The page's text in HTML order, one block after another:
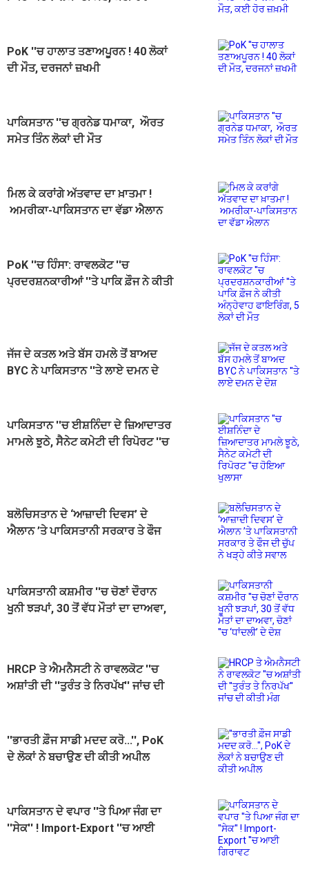
PoK ''ਚ ਹਾਲਾਤ ਤਣਾਅਪੂਰਨ ! 40 ਲੋਕਾਂ
ਦੀ ਮੌਤ, ਦਰਜਨਾਂ ਜ਼ਖਮੀ
ਪਾਕਿਸਤਾਨ ''ਚ ਗ੍ਰਨੇਡ ਧਮਾਕਾ, ਔਰਤ
ਸਮੇਤ ਤਿੰਨ ਲੋਕਾਂ ਦੀ ਮੌਤ
ਮਿਲ ਕੇ ਕਰਾਂਗੇ ਅੱਤਵਾਦ ਦਾ ਖ਼ਾਤਮਾ !
ਅਮਰੀਕਾ-ਪਾਕਿਸਤਾਨ ਦਾ ਵੱਡਾ ਐਲਾਨ
PoK ''ਚ ਹਿੰਸਾ: ਰਾਵਲਕੋਟ ''ਚ
ਪ੍ਰਦਰਸ਼ਨਕਾਰੀਆਂ ''ਤੇ ਪਾਕਿ ਫ਼ੌਜ ਨੇ ਕੀਤੀ
ਜੱਜ ਦੇ ਕਤਲ ਅਤੇ ਬੱਸ ਹਮਲੇ ਤੋਂ ਬਾਅਦ
BYC ਨੇ ਪਾਕਿਸਤਾਨ ''ਤੇ ਲਾਏ ਦਮਨ ਦੇ
ਪਾਕਿਸਤਾਨ ''ਚ ਈਸ਼ਨਿੰਦਾ ਦੇ ਜ਼ਿਆਦਾਤਰ
ਮਾਮਲੇ ਝੂਠੇ, ਸੈਨੇਟ ਕਮੇਟੀ ਦੀ ਰਿਪੋਰਟ ''ਚ
ਬਲੋਚਿਸਤਾਨ ਦੇ ‘ਆਜ਼ਾਦੀ ਦਿਵਸ’ ਦੇ
ਐਲਾਨ ’ਤੇ ਪਾਕਿਸਤਾਨੀ ਸਰਕਾਰ ਤੇ ਫੌਜ
ਪਾਕਿਸਤਾਨੀ ਕਸ਼ਮੀਰ ''ਚ ਚੋਣਾਂ ਦੌਰਾਨ
ਖੂਨੀ ਝੜਪਾਂ, 30 ਤੋਂ ਵੱਧ ਮੌਤਾਂ ਦਾ ਦਾਅਵਾ,
HRCP ਤੇ ਐਮਨੈਸਟੀ ਨੇ ਰਾਵਲਕੋਟ ''ਚ
ਅਸ਼ਾਂਤੀ ਦੀ ''ਤੁਰੰਤ ਤੇ ਨਿਰਪੱਖ'' ਜਾਂਚ ਦੀ
''ਭਾਰਤੀ ਫ਼ੌਜ ਸਾਡੀ ਮਦਦ ਕਰੋ...'', PoK
ਦੇ ਲੋਕਾਂ ਨੇ ਬਚਾਉਣ ਦੀ ਕੀਤੀ ਅਪੀਲ
ਪਾਕਿਸਤਾਨ ਦੇ ਵਪਾਰ ''ਤੇ ਪਿਆ ਜੰਗ ਦਾ
''ਸੇਕ'' ! Import-Export ''ਚ ਆਈ